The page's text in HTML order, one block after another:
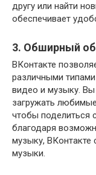
другу или найти
обеспечивает
3. Обширный
ВКонтакте
различными
видео и музыку.
загружать
чтобы поделиться
благодаря
музыку, ВКонтакте
музыки.